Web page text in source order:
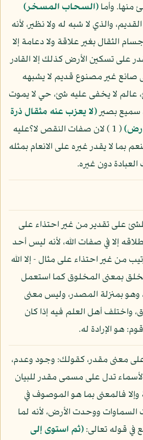
منها. وأما(السحاب المسخر)
والذي لا شبه له ولا نظير، لأنه
الثقال بغير علاقة ولا دعامة إلا
على تسكين الأرض كذلك إلا القادر
صانع غير مصنوع قديم لا يشبهه
عالم لا يخفى عليه شئ، حي لا يموت
سميع بصير(لا يعزب عنه مثقال ذرة
( 1 ) لان صفات النقص لا؟عليه
بما لا يقدر غيره على الانعام بمثله
على تقدير من غير احتذاء على
إلا في صفات الله، لأنه ليس أحد
من غير احتذاء على مثال - إلا الله
بمعنى المخلوق كما استعمل
وهو بمنزلة المصدر، وليس معنى
واختلف أهل العلم فيه إذا كان
هو الإرادة له.
معنى مقدر، كقولك: وجود وعدم،
تدل على مسمى مقدر للبيان
فالمعنى بما هو الموصوف في
ووحدت الأرض، لأنه لما
في قوله تعالى:(ثم استوى إلى